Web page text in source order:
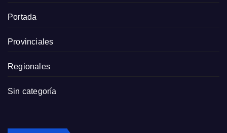
Portada
Provinciales
Regionales
Sin categoría